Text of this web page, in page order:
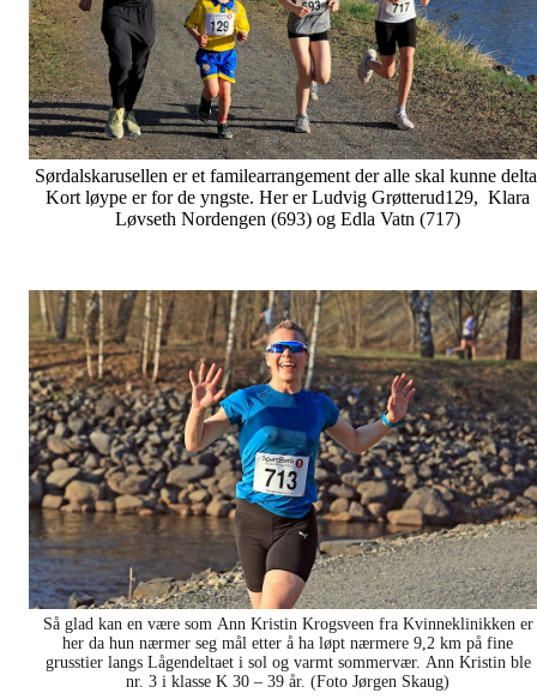
Sørdalskarusellen er et familearrangement der alle skal kunne
Kort løype er for de yngste. Her er Ludvig Grøtterud129, Klara
Løvseth Nordengen (693) og Edla Vatn (717)
Så glad kan en være som Ann Kristin Krogsveen fra Kvinneklinikken er
her da hun nærmer seg mål etter å ha løpt nærmere 9,2 km på fine
grusstier langs Lågendeltaet i sol og varmt sommervær. Ann Kristin ble
nr. 3 i klasse K 30 – 39 år. (Foto Jørgen Skaug)